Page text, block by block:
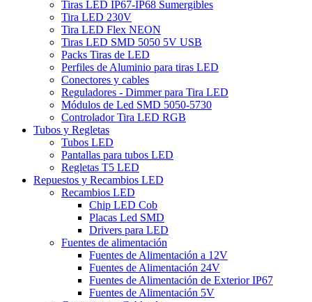
Tiras LED IP67-IP68 Sumergibles
Tira LED 230V
Tira LED Flex NEON
Tiras LED SMD 5050 5V USB
Packs Tiras de LED
Perfiles de Aluminio para tiras LED
Conectores y cables
Reguladores - Dimmer para Tira LED
Módulos de Led SMD 5050-5730
Controlador Tira LED RGB
Tubos y Regletas
Tubos LED
Pantallas para tubos LED
Regletas T5 LED
Repuestos y Recambios LED
Recambios LED
Chip LED Cob
Placas Led SMD
Drivers para LED
Fuentes de alimentación
Fuentes de Alimentación a 12V
Fuentes de Alimentación 24V
Fuentes de Alimentación de Exterior IP67
Fuentes de Alimentación 5V